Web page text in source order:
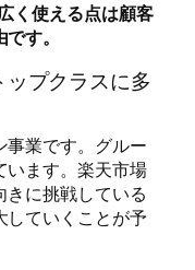
く使える点は顧客
す。
プクラスに多
事業です。グルー
います。楽天市場
きに挑戦している
していくことが予